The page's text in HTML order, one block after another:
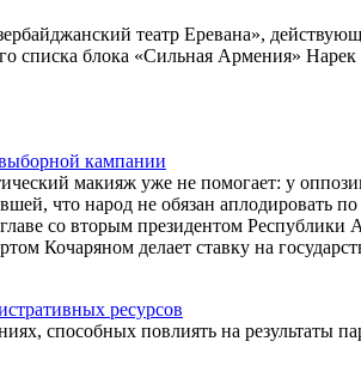
театр Еревана»,
списка блока «Сильная Армения» Нарек
кампании
макияж уже не помогает: у
что народ не обязан аплодировать
со вторым президентом
Кочаряном делает ставку на
ресурсов
способных повлиять на результаты